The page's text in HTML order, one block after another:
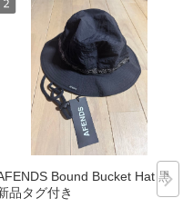
Bound Bucket Hat 黒
品タグ付き